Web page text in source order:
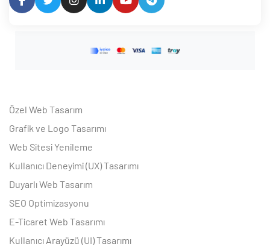
Özel Web Tasarım
Grafik ve Logo Tasarımı
Web Sitesi Yenileme
Kullanıcı Deneyimi (UX) Tasarımı
Duyarlı Web Tasarım
SEO Optimizasyonu
E-Ticaret Web Tasarımı
Kullanıcı Arayüzü (UI) Tasarımı